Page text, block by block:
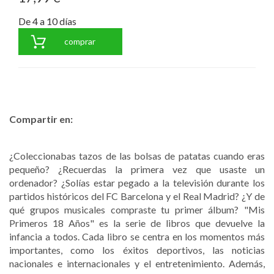
De 4 a 10 días
comprar
Compartir en:
¿Coleccionabas tazos de las bolsas de patatas cuando eras
pequeño? ¿Recuerdas la primera vez que usaste un
ordenador? ¿Solías estar pegado a la televisión durante los
partidos históricos del FC Barcelona y el Real Madrid? ¿Y de
qué grupos musicales compraste tu primer álbum? "Mis
Primeros 18 Años" es la serie de libros que devuelve la
infancia a todos. Cada libro se centra en los momentos más
importantes, como los éxitos deportivos, las noticias
nacionales e internacionales y el entretenimiento. Además,